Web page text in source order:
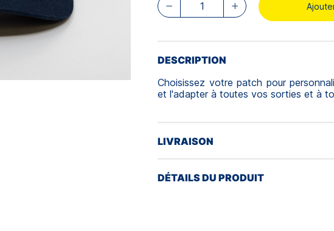
DESCRIPTION
Choisissez votre patch pour
et l'adapter à toutes vos sorties et à
LIVRAISON
DÉTAILS DU PRODUIT